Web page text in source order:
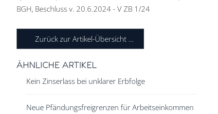
BGH, Beschluss v. 20.6.2024 - V ZB 1/24
Zurück zur Artikel-Übersicht …
ÄHNLICHE ARTIKEL
Kein Zinserlass bei unklarer Erbfolge
Neue Pfändungsfreigrenzen für Arbeitseinkommen